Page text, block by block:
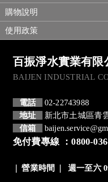
購物說明
使用政策
百振淨水實業有限
BAIJEN INDUSTRIAL
電話
02-22743988
地址
新北市土城區青
信箱
免付費專線 ：
營業時間 ❘週一至六